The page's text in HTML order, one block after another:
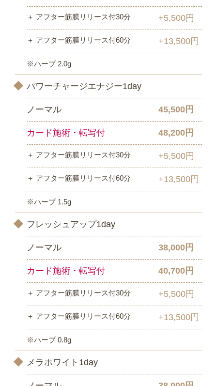
＋ アフター筋膜リリース付30分 +5,500円
＋ アフター筋膜リリース付60分 +13,500円
※ハーブ 2.0g
パワーチャージエナジー1day
ノーマル 45,500円
カード施術・転写付 48,200円
＋ アフター筋膜リリース付30分 +5,500円
＋ アフター筋膜リリース付60分 +13,500円
※ハーブ 1.5g
フレッシュアップ1day
ノーマル 38,000円
カード施術・転写付 40,700円
＋ アフター筋膜リリース付30分 +5,500円
＋ アフター筋膜リリース付60分 +13,500円
※ハーブ 0.8g
メラホワイト1day